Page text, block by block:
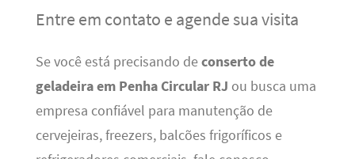
Entre em contato e agende sua visita
Se você está precisando deconserto de
geladeira em Penha Circular RJ ou busca uma
empresa confiável para manutenção de
cervejeiras, freezers, balcões frigoríficos e